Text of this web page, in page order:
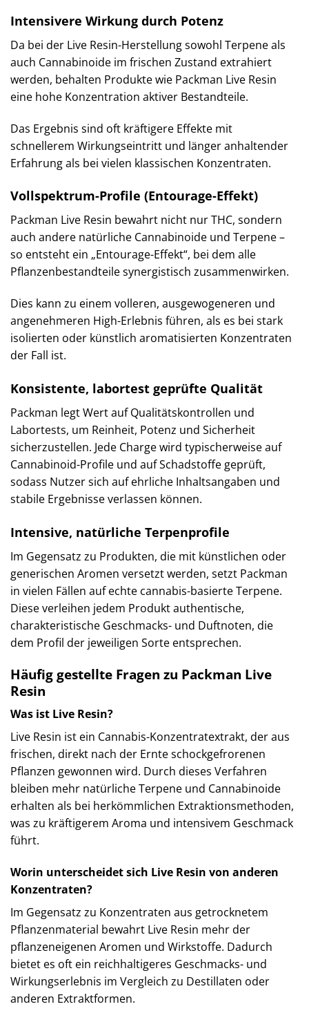
Intensivere Wirkung durch Potenz
Da bei der Live Resin-Herstellung sowohl Terpene als
auch Cannabinoide im frischen Zustand extrahiert
werden, behalten Produkte wie Packman Live Resin
eine hohe Konzentration aktiver Bestandteile.
Das Ergebnis sind oft kräftigere Effekte mit
schnellerem Wirkungseintritt und länger anhaltender
Erfahrung als bei vielen klassischen Konzentraten.
Vollspektrum-Profile (Entourage-Effekt)
Packman Live Resin bewahrt nicht nur THC, sondern
auch andere natürliche Cannabinoide und Terpene –
so entsteht ein „Entourage-Effekt“, bei dem alle
Pflanzenbestandteile synergistisch zusammenwirken.
Dies kann zu einem volleren, ausgewogeneren und
angenehmeren High-Erlebnis führen, als es bei stark
isolierten oder künstlich aromatisierten Konzentraten
der Fall ist.
Konsistente, labortest geprüfte Qualität
Packman legt Wert auf Qualitätskontrollen und
Labortests, um Reinheit, Potenz und Sicherheit
sicherzustellen. Jede Charge wird typischerweise auf
Cannabinoid-Profile und auf Schadstoffe geprüft,
sodass Nutzer sich auf ehrliche Inhaltsangaben und
stabile Ergebnisse verlassen können.
Intensive, natürliche Terpenprofile
Im Gegensatz zu Produkten, die mit künstlichen oder
generischen Aromen versetzt werden, setzt Packman
in vielen Fällen auf echte cannabis-basierte Terpene.
Diese verleihen jedem Produkt authentische,
charakteristische Geschmacks- und Duftnoten, die
dem Profil der jeweiligen Sorte entsprechen.
Häufig gestellte Fragen zu Packman Live
Resin
Was ist Live Resin?
Live Resin ist ein Cannabis-Konzentratextrakt, der aus
frischen, direkt nach der Ernte schockgefrorenen
Pflanzen gewonnen wird. Durch dieses Verfahren
bleiben mehr natürliche Terpene und Cannabinoide
erhalten als bei herkömmlichen Extraktionsmethoden,
was zu kräftigerem Aroma und intensivem Geschmack
führt.
Worin unterscheidet sich Live Resin von anderen
Konzentraten?
Im Gegensatz zu Konzentraten aus getrocknetem
Pflanzenmaterial bewahrt Live Resin mehr der
pflanzeneigenen Aromen und Wirkstoffe. Dadurch
bietet es oft ein reichhaltigeres Geschmacks- und
Wirkungserlebnis im Vergleich zu Destillaten oder
anderen Extraktformen.